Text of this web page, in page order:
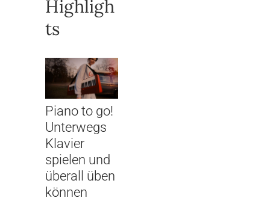
Highligh
ts
Piano to go!
Unterwegs
Klavier
spielen und
überall üben
können